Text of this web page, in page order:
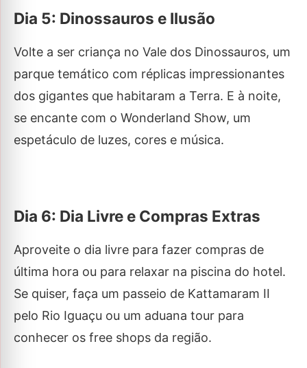
Dia 5: Dinossauros e Ilusão
Volte a ser criança no Vale dos Dinossauros, um
parque temático com réplicas impressionantes
dos gigantes que habitaram a Terra. E à noite,
se encante com o Wonderland Show, um
espetáculo de luzes, cores e música.
Dia 6: Dia Livre e Compras Extras
Aproveite o dia livre para fazer compras de
última hora ou para relaxar na piscina do hotel.
Se quiser, faça um passeio de Kattamaram II
pelo Rio Iguaçu ou um aduana tour para
conhecer os free shops da região.